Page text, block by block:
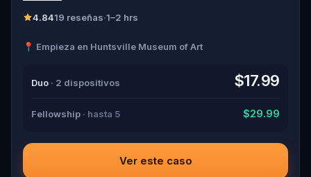
Walter, the obsessed boyfriend? Percy, the ghost tour
suspects, and expose the real murderer before they strike
4.8419 reseñas·1–2 hrs
📍 Empieza en Huntsville Museum of Art
Duo · 2 dispositivos $17.99
Fellowship · hasta 5 $29.99
Ver este caso